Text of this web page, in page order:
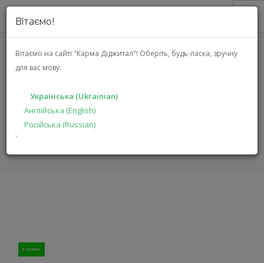
Вітаємо!
Вітаємо на сайті "Карма Діджитал"! Оберіть, будь-ласка, зручну
для вас мову:
Українська (Ukrainian)
Англійська (English)
Російська (Russian)
`
ПРО НАС
АКЦІЇ
РІШЕННЯ
ВИРОБНИКАМ
MANGER Z1 STANDARD (Z1
FINISH))
ГОЛОВНА
НОВИНКА